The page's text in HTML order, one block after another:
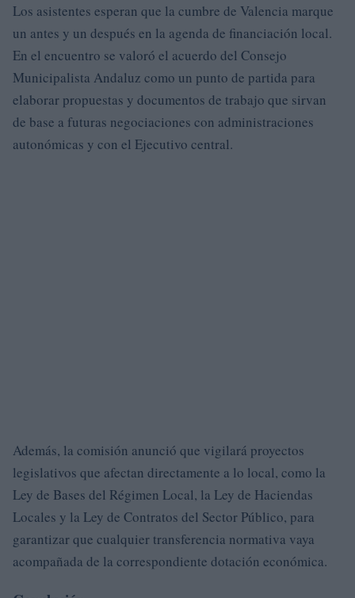
Los asistentes esperan que la cumbre de Valencia marque
un antes y un después en la agenda de financiación local.
En el encuentro se valoró el acuerdo del Consejo
Municipalista Andaluz como un punto de partida para
elaborar propuestas y documentos de trabajo que sirvan
de base a futuras negociaciones con administraciones
autonómicas y con el Ejecutivo central.
Además, la comisión anunció que vigilará proyectos
legislativos que afectan directamente a lo local, como la
Ley de Bases del Régimen Local, la Ley de Haciendas
Locales y la Ley de Contratos del Sector Público, para
garantizar que cualquier transferencia normativa vaya
acompañada de la correspondiente dotación económica.